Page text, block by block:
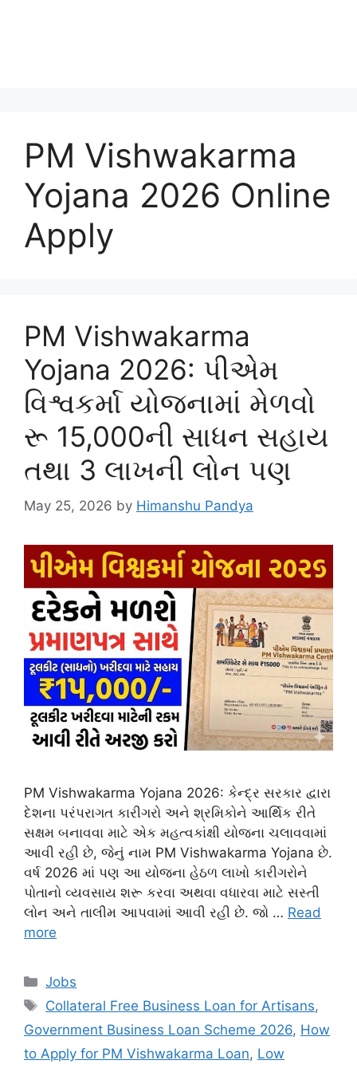
PM Vishwakarma
Yojana 2026 Online
Apply
PM Vishwakarma
Yojana 2026: પીએમ
વિશ્વકર્મા યોજનામાં મેળવો
રૂ 15,000ની સાધન સહાય
તથા 3 લાખની લોન પણ
May 25, 2026 by Himanshu Pandya
PM Vishwakarma Yojana 2026: કેન્દ્ર સરકાર દ્વારા
દેશના પરંપરાગત કારીગરો અને શ્રમિકોને આર્થિક રીતે
સક્ષમ બનાવવા માટે એક મહત્વકાંક્ષી યોજના ચલાવવામાં
આવી રહી છે, જેનું નામ PM Vishwakarma Yojana છે.
વર્ષ 2026 માં પણ આ યોજના હેઠળ લાખો કારીગરોને
પોતાનો વ્યવસાય શરૂ કરવા અથવા વધારવા માટે સસ્તી
લોન અને તાલીમ આપવામાં આવી રહી છે. જો … Read
more
Categories
Jobs
Tags
Collateral Free Business Loan for Artisans,
Government Business Loan Scheme 2026, How
to Apply for PM Vishwakarma Loan, Low